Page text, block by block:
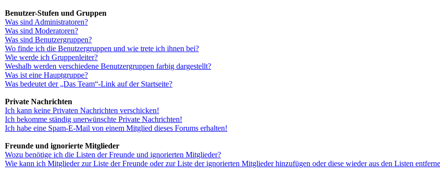
Benutzer-Stufen und Gruppen
Was sind Administratoren?
Was sind Moderatoren?
Was sind Benutzergruppen?
Wo finde ich die Benutzergruppen und wie trete ich ihnen bei?
Wie werde ich Gruppenleiter?
Weshalb werden verschiedene Benutzergruppen farbig dargestellt?
Was ist eine Hauptgruppe?
Was bedeutet der „Das Team“-Link auf der Startseite?
Private Nachrichten
Ich kann keine Privaten Nachrichten verschicken!
Ich bekomme ständig unerwünschte Private Nachrichten!
Ich habe eine Spam-E-Mail von einem Mitglied dieses Forums erhalten!
Freunde und ignorierte Mitglieder
Wozu benötige ich die Listen der Freunde und ignorierten Mitglieder?
Wie kann ich Mitglieder zur Liste der Freunde oder zur Liste der ignorierten Mitglieder hinzufügen oder diese wieder aus den Listen